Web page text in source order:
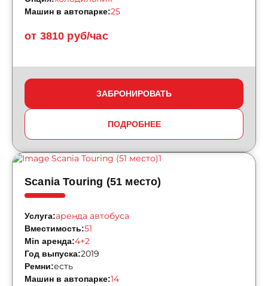
от 3810 руб/час
Машин в автопарке:25
ЗАБРОНИРОВАТЬ
ПОДРОБНЕЕ
Scania Touring (51 место)
Услуга:аренда автобуса
Вместимость:51
Min аренда:4+2
Год выпуска:2019
Ремни:есть
Машин в автопарке:14